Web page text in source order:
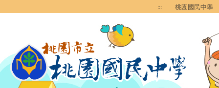
::: 桃園國民中學